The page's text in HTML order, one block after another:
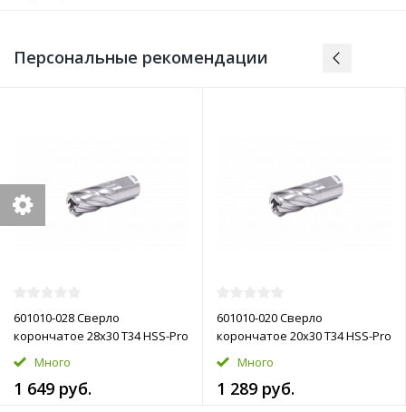
Персональные рекомендации
601010-028 Сверло
корончатое 28х30 T34 HSS-Pro
Много
1 649 руб.
601010-020 Сверло
корончатое 20х30 T34 HSS-Pro
Много
1 289 руб.